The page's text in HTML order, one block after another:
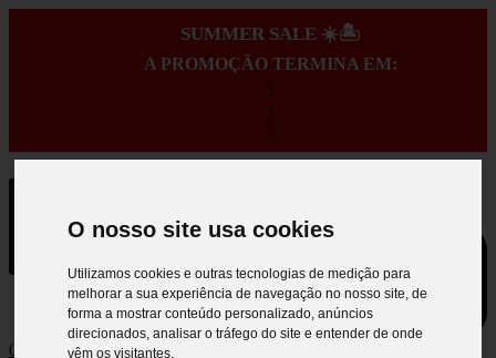
O nosso site usa cookies
Utilizamos cookies e outras tecnologias de medição para
melhorar a sua experiência de navegação no nosso site, de
forma a mostrar conteúdo personalizado, anúncios
direcionados, analisar o tráfego do site e entender de onde
vêm os visitantes.
SUMMER SALE ☀️🏝️
A PROMOÇÃO TERMINA EM:
:
:
:
0